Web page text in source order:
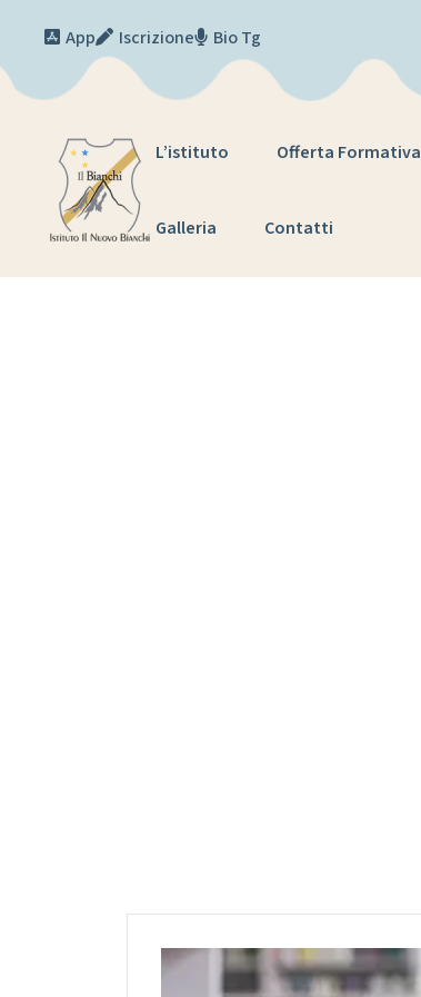
App
Iscrizione Bio Tg
L’istituto Offerta Formativa
Galleria Contatti